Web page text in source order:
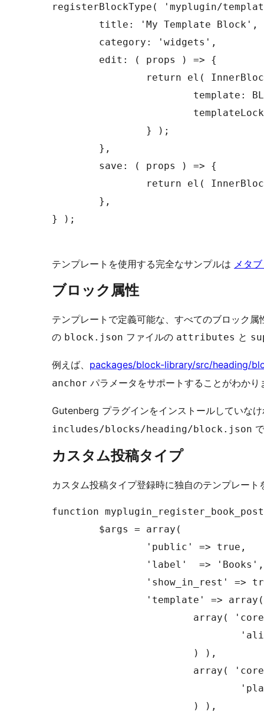
registerBlockType( 'myplugin/
} );
テンプレートを使用する完全なサンプルは メタ
ブロック属性
テンプレートで定義可能な、すべてのブロック
の block.json ファイルの attributes と
例えば、 packages/block-library/src/heading/
anchor パラメータをサポートすることがわかり
Gutenberg プラグインをインストールしていな
includes/blocks/heading/block.json
カスタム投稿タイプ
カスタム投稿タイプ登録時に独自のテンプレート
function